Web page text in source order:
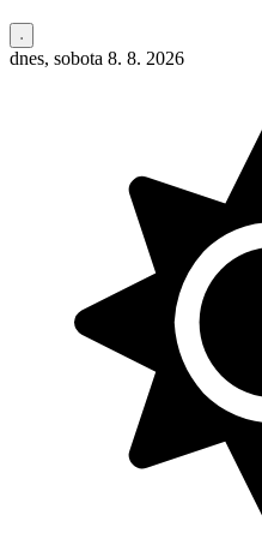
dnes, sobota 8. 8. 2026